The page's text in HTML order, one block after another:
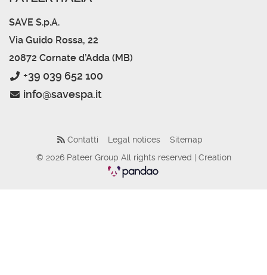
SAVE S.p.A.
Via Guido Rossa, 22
20872 Cornate d’Adda (MB)
+39 039 652 100
info@savespa.it
Contatti Legal notices
Sitemap
© 2026 Pateer Group All rights reserved | Creation